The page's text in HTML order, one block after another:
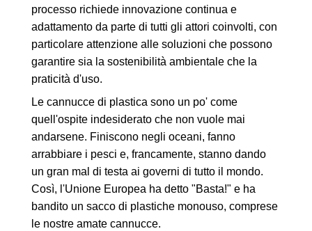
processo richiede innovazione continua e
adattamento da parte di tutti gli attori coinvolti, con
particolare attenzione alle soluzioni che possono
garantire sia la sostenibilità ambientale che la
praticità d'uso.
Le cannucce di plastica sono un po' come
quell'ospite indesiderato che non vuole mai
andarsene. Finiscono negli oceani, fanno
arrabbiare i pesci e, francamente, stanno dando
un gran mal di testa ai governi di tutto il mondo.
Così, l'Unione Europea ha detto "Basta!" e ha
bandito un sacco di plastiche monouso, comprese
le nostre amate cannucce.